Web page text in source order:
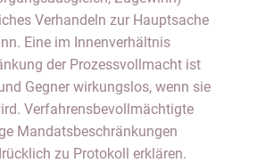
Verhandeln zur Hauptsache
Eine im Innenverhältnis
der Prozessvollmacht ist
Gegner wirkungslos, wenn sie
Verfahrensbevollmächtigte
Mandatsbeschränkungen
zu Protokoll erklären.